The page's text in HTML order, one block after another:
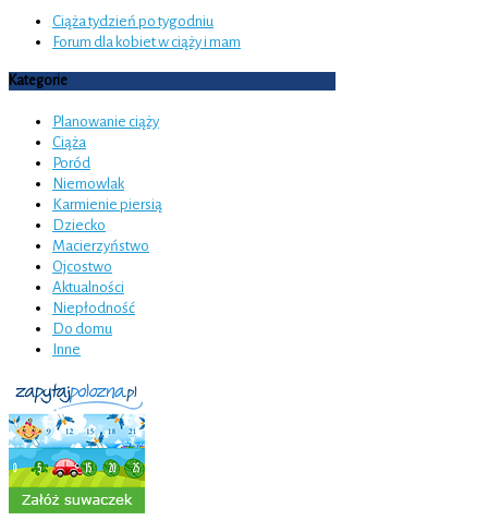
Ciąża tydzień po tygodniu
Forum dla kobiet w ciąży i mam
Kategorie
Planowanie ciąży
Ciąża
Poród
Niemowlak
Karmienie piersią
Dziecko
Macierzyństwo
Ojcostwo
Aktualności
Niepłodność
Do domu
Inne